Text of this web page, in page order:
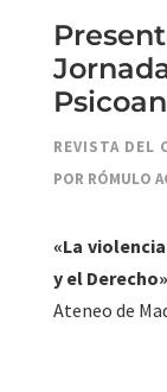
REVISTA DEL
POR RÓMULO
«La
y el Derecho»
Ateneo de